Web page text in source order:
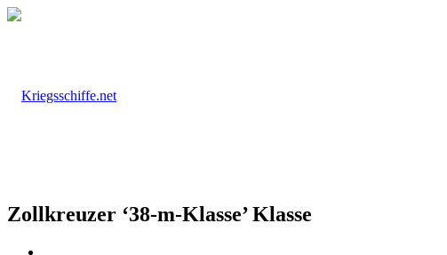
Zollkreuzer ‘38-m-Klasse’ Klasse